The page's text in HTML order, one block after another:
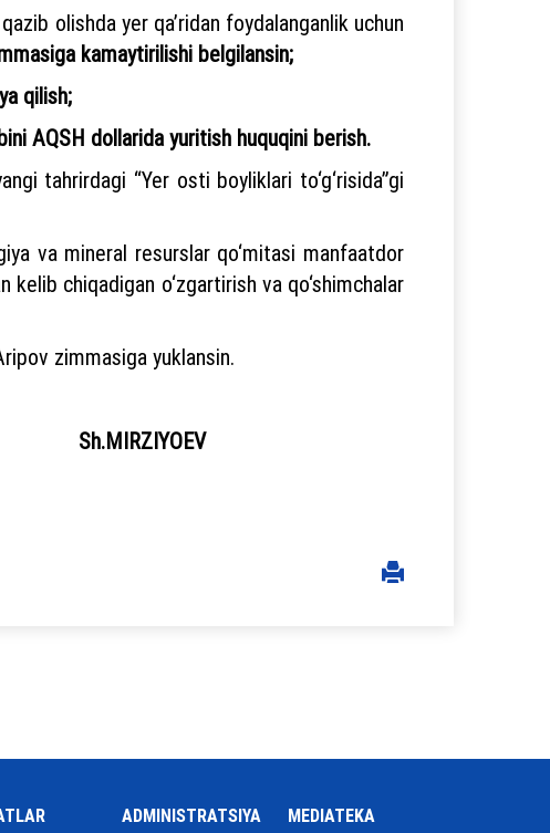
olishda yer qa’ridan foydalanganlik uchun
kamaytirilishi belgilansin;
qilish;
AQSH dollarida yuritish huquqini berish.
tahrirdagi “Yer osti boyliklari to‘g‘risida”gi
va mineral resurslar qo‘mitasi manfaatdor
kelib chiqadigan o‘zgartirish va qo‘shimchalar
zimmasiga yuklansin.
ADMINISTRATSIYA MEDIATEKA